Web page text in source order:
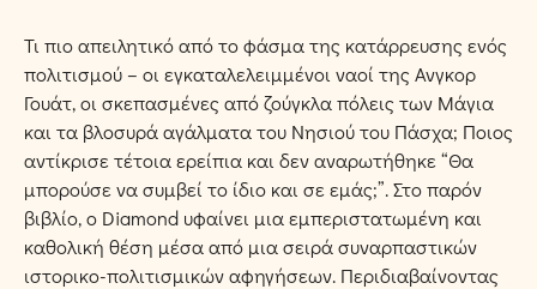
Τι πιο απειλητικό από το φάσμα της κατάρρευσης ενός
πολιτισμού – οι εγκαταλελειμμένοι ναοί της Ανγκορ
Γουάτ, οι σκεπασμένες από ζούγκλα πόλεις των Μάγια
και τα βλοσυρά αγάλματα του Νησιού του Πάσχα; Ποιος
αντίκρισε τέτοια ερείπια και δεν αναρωτήθηκε “Θα
μπορούσε να συμβεί το ίδιο και σε εμάς;”. Στο παρόν
βιβλίο, ο Diamond υφαίνει μια εμπεριστατωμένη και
καθολική θέση μέσα από μια σειρά συναρπαστικών
ιστορικο-πολιτισμικών αφηγήσεων. Περιδιαβαίνοντας